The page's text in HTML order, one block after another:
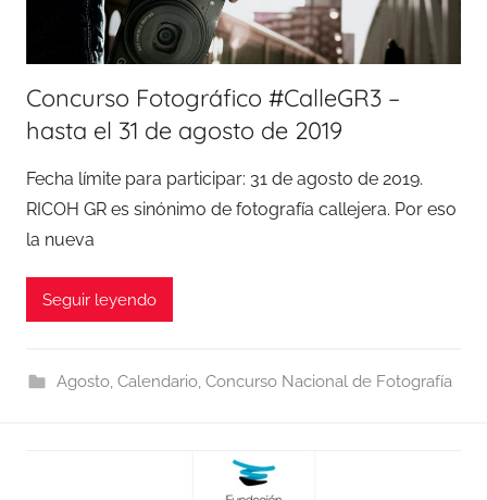
Concurso Fotográfico #CalleGR3 –
hasta el 31 de agosto de 2019
Fecha límite para participar: 31 de agosto de 2019.
RICOH GR es sinónimo de fotografía callejera. Por eso
la nueva
Seguir leyendo
Agosto, Calendario, Concurso Nacional de Fotografía